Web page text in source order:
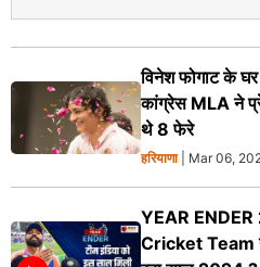
विनेश फोगाट के घर
कांग्रेस MLA ने
थे 8 फेरे
हरियाणा| Mar 06,
YEAR
Cricket Team ने